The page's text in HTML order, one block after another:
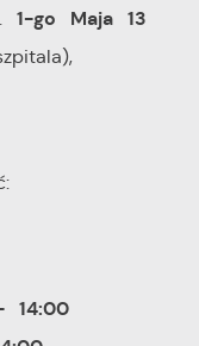
1-go Maja 13
14:00